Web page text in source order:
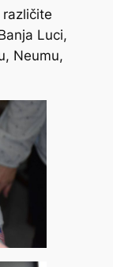
Luci,
Neumu,